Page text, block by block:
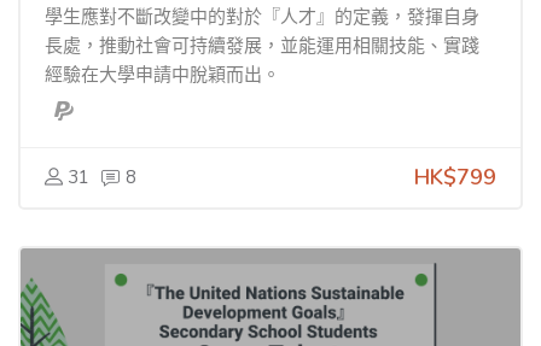
學生應對不斷改變中的對於『人才』的定義，發揮自身
長處，推動社會可持續發展，並能運用相關技能、實踐
經驗在大學申請中脫穎而出。
31 8 HK$799